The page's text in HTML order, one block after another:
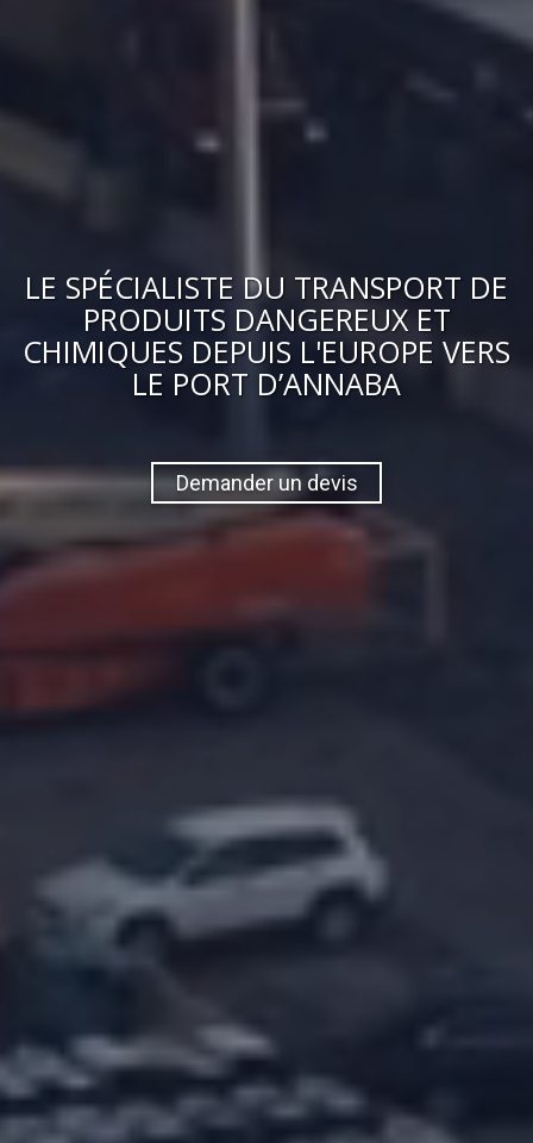
LE SPÉCIALISTE DU TRANSPORT DE
PRODUITS DANGEREUX ET
CHIMIQUES DEPUIS L'EUROPE VERS
LE PORT D’ANNABA
Demander un devis